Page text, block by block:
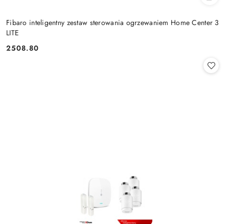
Fibaro inteligentny zestaw sterowania ogrzewaniem Home Center 3
LITE
Cena:
2508.80